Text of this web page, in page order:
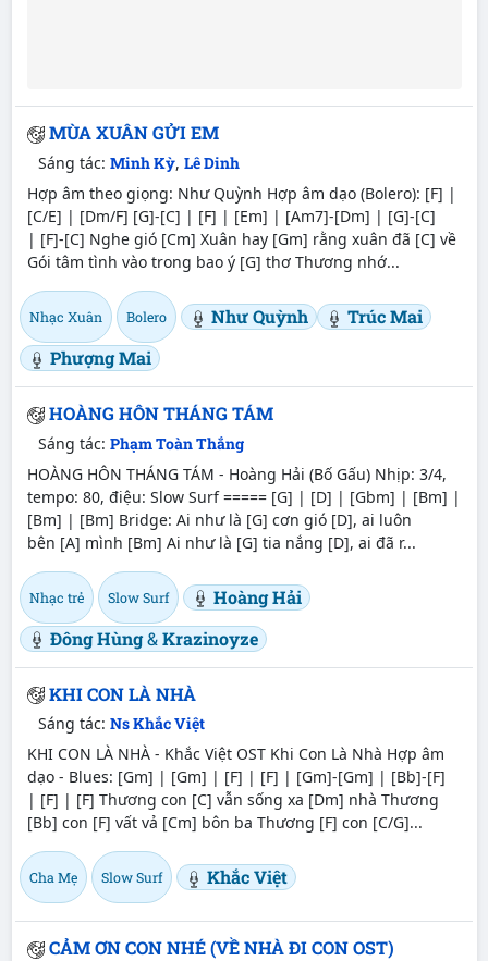
MÙA XUÂN GỬI EM
Sáng tác: Minh Kỳ, Lê Dinh
Hợp âm theo giọng: Như Quỳnh Hợp âm dạo (Bolero): [F] |
[C/E] | [Dm/F] [G]-[C] | [F] | [Em] | [Am7]-[Dm] | [G]-[C]
| [F]-[C] Nghe gió [Cm] Xuân hay [Gm] rằng xuân đã [C] về
Gói tâm tình vào trong bao ý [G] thơ Thương nhớ...
Nhạc Xuân Bolero Như Quỳnh
Trúc Mai
Phượng Mai
HOÀNG HÔN THÁNG TÁM
Sáng tác: Phạm Toàn Thắng
HOÀNG HÔN THÁNG TÁM - Hoàng Hải (Bố Gấu) Nhịp: 3/4,
tempo: 80, điệu: Slow Surf ===== [G] | [D] | [Gbm] | [Bm] |
[Bm] | [Bm] Bridge: Ai như là [G] cơn gió [D], ai luôn
bên [A] mình [Bm] Ai như là [G] tia nắng [D], ai đã r...
Nhạc trẻ Slow Surf
Hoàng Hải
Đông Hùng&Krazinoyze
KHI CON LÀ NHÀ
Sáng tác: Ns Khắc Việt
KHI CON LÀ NHÀ - Khắc Việt OST Khi Con Là Nhà Hợp âm
dạo - Blues: [Gm] | [Gm] | [F] | [F] | [Gm]-[Gm] | [Bb]-[F]
| [F] | [F] Thương con [C] vẫn sống xa [Dm] nhà Thương
[Bb] con [F] vất vả [Cm] bôn ba Thương [F] con [C/G]...
Cha Mẹ Slow Surf Khắc Việt
CẢM ƠN CON NHÉ (VỀ NHÀ ĐI CON OST)